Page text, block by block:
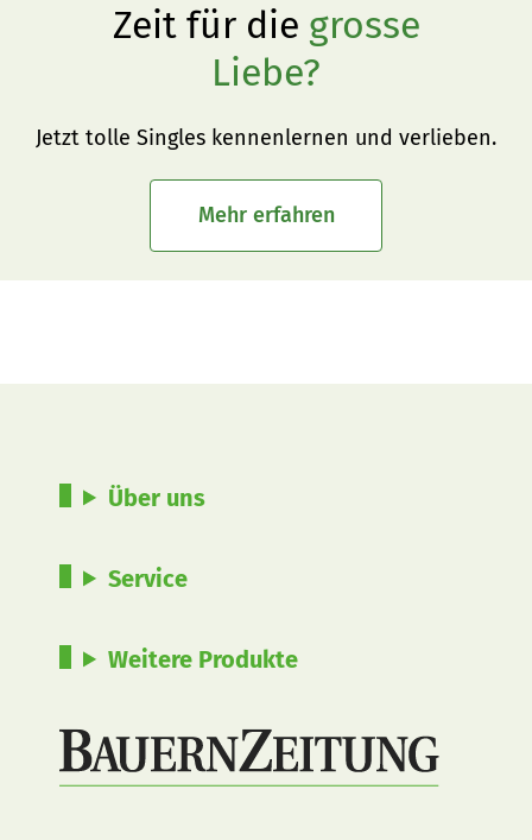
Zeit für die grosse
Liebe?
Jetzt tolle Singles kennenlernen und verlieben.
Mehr erfahren
Über uns
Service
Weitere Produkte